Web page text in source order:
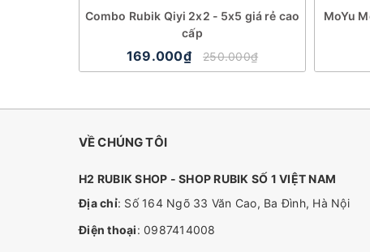
Combo Rubik Qiyi 2x2 - 5x5 giá rẻ cao
cấp
169.000₫ 250.000₫
MoYu
VỀ CHÚNG TÔI
H2 RUBIK SHOP - SHOP RUBIK SỐ 1 VIỆT NAM
Địa chỉ: Số 164 Ngõ 33 Văn Cao, Ba Đình, Hà Nội
Điện thoại: 0987414008